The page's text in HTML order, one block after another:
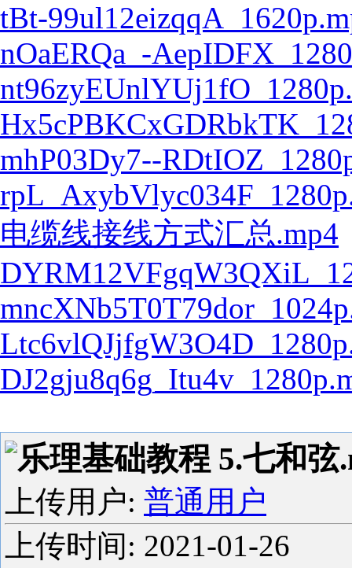
tBt-
nOaERQa_-
mhP03Dy7--
电缆线接线方式汇总.mp4
乐理基础教程 5.七和弦
上传用户: 普通用户
上传时间: 2021-01-26